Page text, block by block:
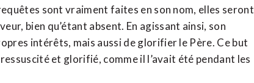
sont vraiment faites en son nom, elles seront
bien qu’étant absent. En agissant ainsi, son
intérêts, mais aussi de glorifier le Père. Ce but
et glorifié, comme il l’avait été pendant les